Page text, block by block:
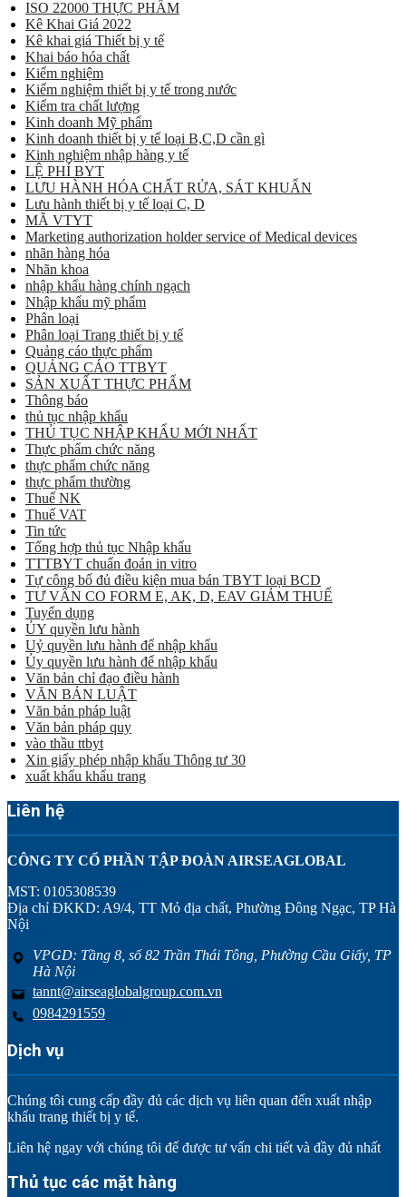
ISO 22000 THỰC PHẨM
Kê Khai Giá 2022
Kê khai giá Thiết bị y tế
Khai báo hóa chất
Kiểm nghiệm
Kiểm nghiệm thiết bị y tế trong nước
Kiểm tra chất lượng
Kinh doanh Mỹ phẩm
Kinh doanh thiết bị y tế loại B,C,D cần gì
Kinh nghiệm nhập hàng y tế
LỆ PHÍ BYT
LƯU HÀNH HÓA CHẤT RỬA, SÁT KHUẨN
Lưu hành thiết bị y tế loại C, D
MÃ VTYT
Marketing authorization holder service of Medical devices
nhãn hàng hóa
Nhãn khoa
nhập khẩu hàng chính ngạch
Nhập khẩu mỹ phẩm
Phân loại
Phân loại Trang thiết bị y tế
Quảng cáo thực phẩm
QUẢNG CÁO TTBYT
SẢN XUẤT THỰC PHẨM
Thông báo
thủ tục nhập khẩu
THỦ TỤC NHẬP KHẨU MỚI NHẤT
Thực phẩm chức năng
thực phẩm chức năng
thực phẩm thường
Thuế NK
Thuế VAT
Tin tức
Tổng hợp thủ tục Nhập khẩu
TTTBYT chuẩn đoán in vitro
Tự công bố đủ điều kiện mua bán TBYT loại BCD
TƯ VẤN CO FORM E, AK, D, EAV GIẢM THUẾ
Tuyển dụng
ỦY quyền lưu hành
Uỷ quyền lưu hành để nhập khẩu
Ủy quyền lưu hành để nhập khẩu
Văn bản chỉ đạo điều hành
VĂN BẢN LUẬT
Văn bản pháp luật
Văn bản pháp quy
vào thầu ttbyt
Xin giấy phép nhập khẩu Thông tư 30
xuất khẩu khẩu trang
Liên hệ
CÔNG TY CỔ PHẦN TẬP ĐOÀN AIRSEAGLOBAL
MST: 0105308539
Địa chỉ ĐKKD: A9/4, TT Mỏ địa chất, Phường Đông Ngạc, TP Hà
Nội
VPGD: Tầng 8, số 82 Trần Thái Tông, Phường Cầu Giấy, TP
Hà Nội
tannt@airseaglobalgroup.com.vn
0984291559
Dịch vụ
Chúng tôi cung cấp đầy đủ các dịch vụ liên quan đến xuất nhập
khẩu trang thiết bị y tế.
Liên hệ ngay với chúng tôi để được tư vấn chi tiết và đầy đủ nhất
Thủ tục các mặt hàng